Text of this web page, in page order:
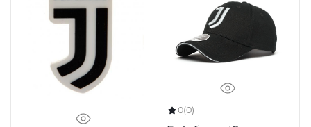
0(0)